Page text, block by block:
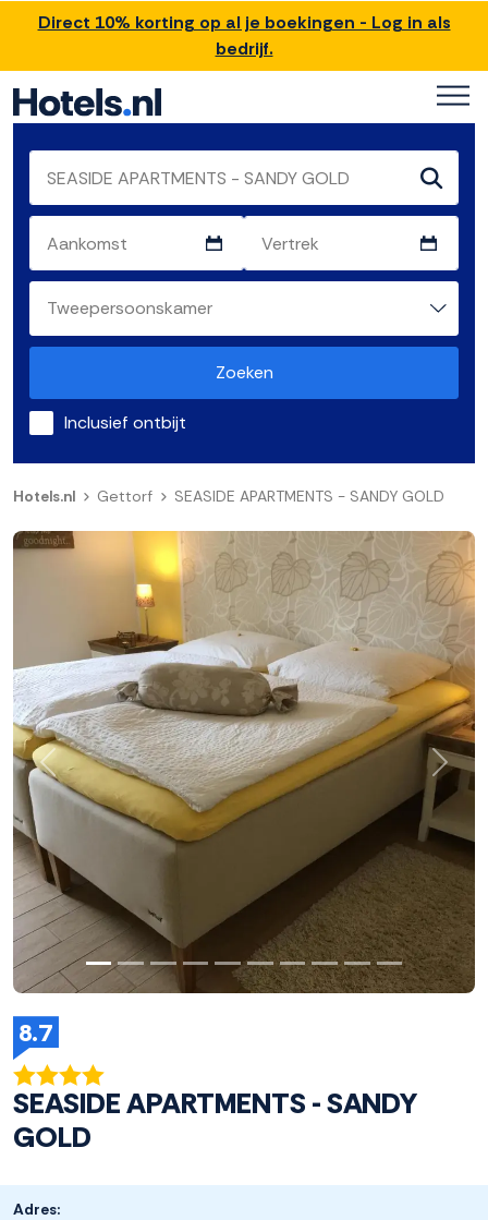
Direct 10% korting op al je boekingen - Log in als
bedrijf.
Zoeken
Inclusief ontbijt
Hotels.nl Gettorf SEASIDE APARTMENTS - SANDY GOLD
8.7
SEASIDE APARTMENTS - SANDY
GOLD
Adres: